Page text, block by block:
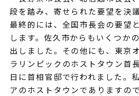
段を踏み、寄せられた要望を決
最終的には、全国市長会の要望
します。佐久市からもいくつか
出しました。その他にも、東京
ラリンピックのホストタウン首
日に首相官邸で行われました。
アのホストタウンでありますの